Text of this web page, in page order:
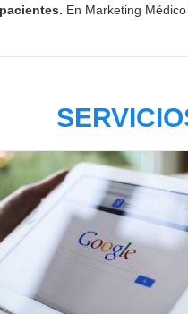
En Marketing